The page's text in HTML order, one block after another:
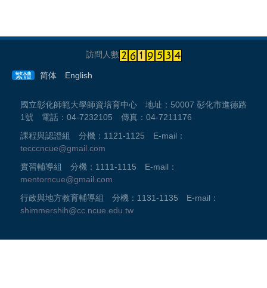
訪問人數
繁體 简体 English
國立彰化師範大學師資培育中心 地址：50007 彰化市進德路
1號 電話：04-7232105 傳真：04-7211176
課程與認證組 分機：1121-1125 E-mail：
tecccncue@gmail.com
實習輔導組 分機：1111-1115 E-mail：
mentorncue@gmail.com
行政與地方教育輔導組 分機：1131-1135 E-mail：
shimmershih@cc.ncue.edu.tw